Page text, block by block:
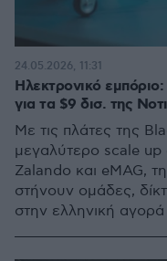
Ηλεκτρονικό
για τα $9 δισ. της
Με τις πλάτες της
μεγαλύτερο scale up
Zalando και eMAG,
στήνουν ομάδες,
στην ελληνική αγορά
24.05.2026, 11:31